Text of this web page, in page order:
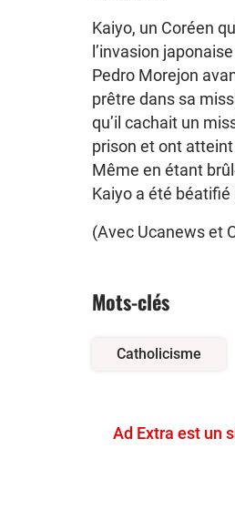
Kaiyo, un Coréen
l’invasion
Pedro Morejon
prêtre dans sa
qu’il cachait un
prison et ont
Même en étant
Kaiyo a été
(Avec Ucanews et
Mots-clés
Catholicisme
Ad Extra est un